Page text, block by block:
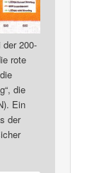
200-
rote
die
Ein
der